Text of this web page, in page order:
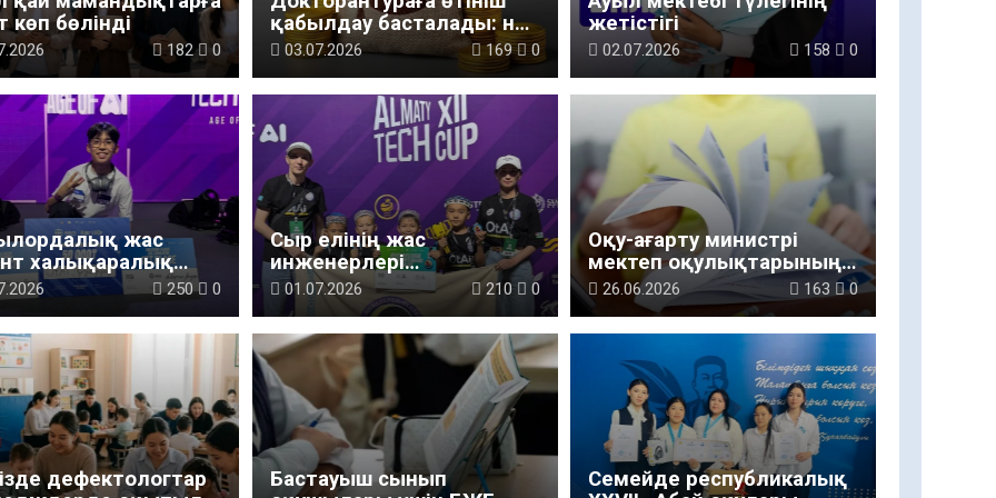
көп бөлінді
182 0
қабылдау басталады: не
өзгерді
03.07.2026 169 0
жетістігі
02.07.2026 158 0
жас
халықаралық
топ
250 0
Сыр елінің жас
инженерлері
халықаралық додада
күміс жүлде иеленді
01.07.2026 210 0
Оқу-ағарту министрі
мектеп оқулықтарының
қайта жазылу себебін
түсіндіріп берді
26.06.2026 163 0
дефектологтар
Бастауыш сынып
Семейде республикалық